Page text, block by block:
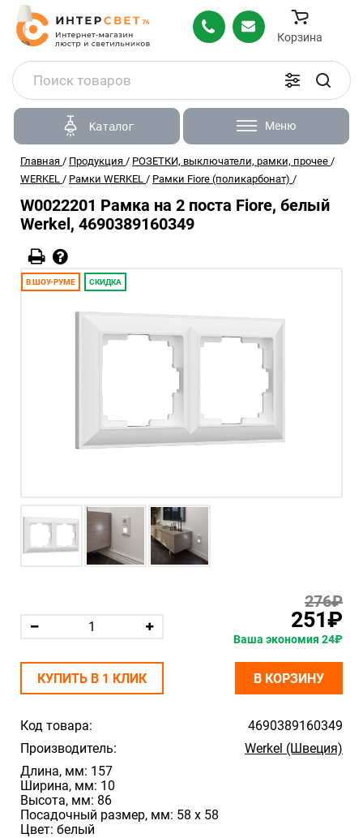
Корзина
Каталог Меню
Главная / Продукция / РОЗЕТКИ, выключатели, рамки, прочее /
WERKEL / Рамки WERKEL / Рамки Fiore (поликарбонат) /
W0022201 Рамка на 2 поста Fiore, белый
Werkel, 4690389160349
В ШОУ-РУМЕ СКИДКА
Код товара:
4690389160349
Производитель:
Werkel (Швеция)
Длина, мм: 157
Ширина, мм: 10
Высота, мм: 86
Посадочный размер, мм: 58 х 58
Цвет: белый
276₽
251₽
Ваша экономия 24₽
КУПИТЬ В 1 КЛИК В КОРЗИНУ